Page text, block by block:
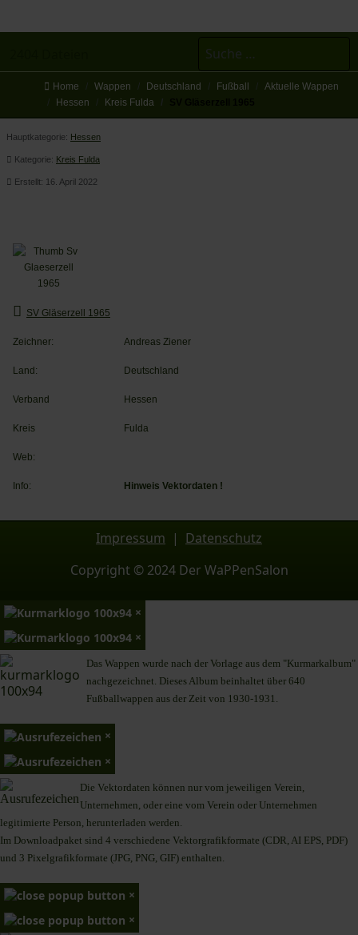
Home Wappen Deutschland Fußball
Aktuelle Wappen
Hessen
Kreis Fulda
Hauptkategorie: Hessen
Kategorie: Kreis Fulda
Erstellt: 16. April 2022
SV Gläserzell 1965
Zeichner: Andreas Ziener
Land: Deutschland
Verband Hessen
Kreis Fulda
Web:
Info: Hinweis Vektordaten !
Impressum | Datenschutz
Copyright © 2024 Der WaPPenSalon
×
×
Das Wappen wurde nach der Vorlage aus dem "Kurmarkalbum"
nachgezeichnet. Dieses Album beinhaltet über 640
Fußballwappen aus der Zeit von 1930-1931.
×
×
Die Vektordaten können nur vom jeweiligen Verein,
Unternehmen, oder eine vom Verein oder Unternehmen
legitimierte Person, herunterladen werden.
Im Downloadpaket sind 4 verschiedene Vektorgrafikformate (CDR, AI EPS, PDF)
und 3 Pixelgrafikformate (JPG, PNG, GIF) enthalten.
×
×